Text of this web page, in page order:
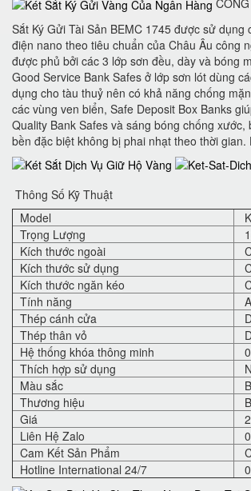
Sắt Ký Gửi Tài Sản BEMC 1745 được sử dụng
điện nano theo tiêu chuẩn của Châu Âu công
được phủ bởi các 3 lớp sơn đều, dày và bóng
Good Service Bank Safes ở lớp sơn lót dùng
dụng cho tàu thuỷ nên có khả năng chống
các vùng ven biển, Safe Deposit Box Banks‎
Quality Bank Safes và sáng bóng chống xước,
bền đặc biệt không bị phai nhạt theo thời gian.
Thông Số Kỹ Thuật
Model
Trọng Lượng
Kích thước ngoài
Kích thước sử dụng
Kích thước ngăn kéo
Tính năng
Thép cánh cửa
Thép thân vỏ
Hệ thống khóa thông minh
Thích hợp sử dụng
Màu sắc
Thương hiệu
Giá
Liên Hệ Zalo
Cam Kết Sản Phẩm
Hotline International 24/7